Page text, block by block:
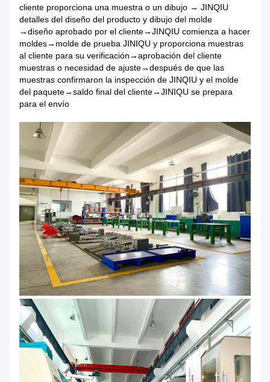
cliente proporciona una muestra o un dibujo → JINQIU
detalles del diseño del producto y dibujo del molde
→diseño aprobado por el cliente→JINQIU comienza a hacer
moldes→molde de prueba JINIQU y proporciona muestras
al cliente para su verificación→aprobación del cliente
muestras o necesidad de ajuste→después de que las
muestras confirmaron la inspección de JINQIU y el molde
del paquete→saldo final del cliente→JINIQU se prepara
para el envío